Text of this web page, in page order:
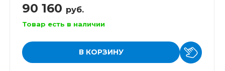
90 160 руб.
Товар есть в наличии
В КОРЗИНУ